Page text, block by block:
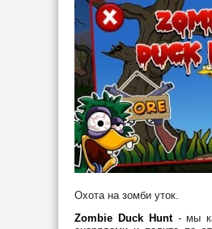
Охота на зомби уток.
Zombie Duck Hunt- мы